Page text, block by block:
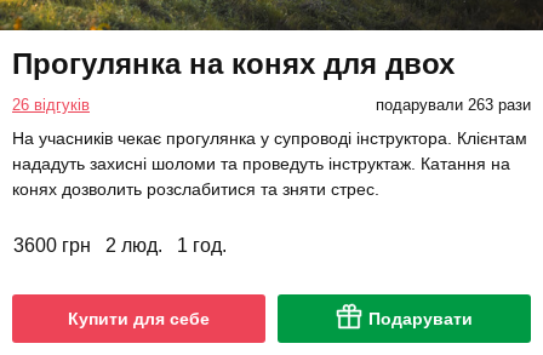
Прогулянка на конях для двох
26 відгуків подарували 263 рази
На учасників чекає прогулянка у супроводі інструктора. Клієнтам
нададуть захисні шоломи та проведуть інструктаж. Катання на
конях дозволить розслабитися та зняти стрес.
3600 грн 2 люд. 1 год.
Купити для себе Подарувати